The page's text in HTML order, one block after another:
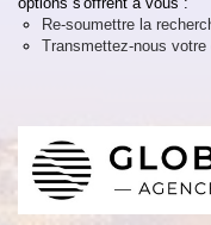
Re-soumettre la
Transmettez-nous votre